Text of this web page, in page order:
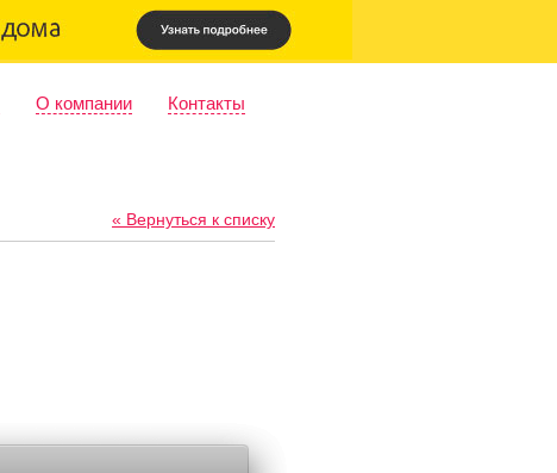
О компании Контакты
« Вернуться к списку